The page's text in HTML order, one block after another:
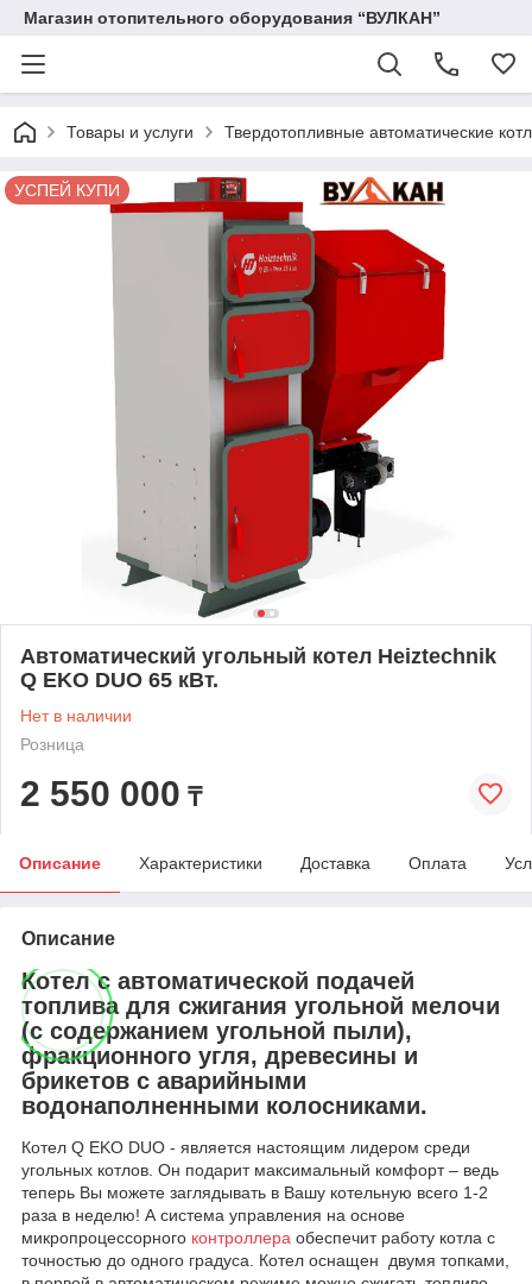
Магазин отопительного оборудования “ВУЛКАН”
Товары и услуги Твердотопливные автоматические
УСПЕЙ КУПИ
Автоматический угольный котел Heiztechnik
Q EKO DUO 65 кВт.
Нет в наличии
Розница
2 550 000 ₸
Описание Характеристики Доставка Оплата
Описание
Котел с автоматической подачей
топлива для сжигания угольной мелочи
(с содержанием угольной пыли),
фракционного угля, древесины и
брикетов с аварийными
водонаполненными колосниками.
Котел Q EKO DUO - является настоящим лидером среди
угольных котлов. Он подарит максимальный комфорт – ведь
теперь Вы можете заглядывать в Вашу котельную всего 1-2
раза в неделю! А система управления на основе
микропроцессорного контроллера обеспечит работу котла с
точностью до одного градуса. Котел оснащен двумя топками,